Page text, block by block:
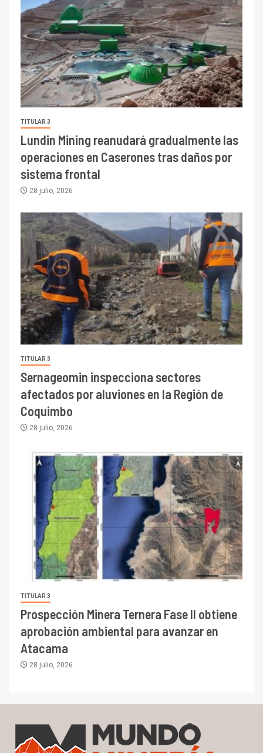
TITULAR 3
Lundin Mining reanudará gradualmente las
operaciones en Caserones tras daños por
sistema frontal
28 julio, 2026
TITULAR 3
Sernageomin inspecciona sectores
afectados por aluviones en la Región de
Coquimbo
28 julio, 2026
TITULAR 3
Prospección Minera Ternera Fase II obtiene
aprobación ambiental para avanzar en
Atacama
28 julio, 2026